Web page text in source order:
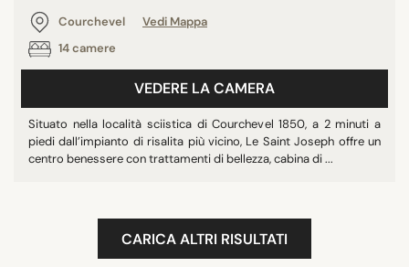
Courchevel
Vedi Mappa
14 camere
VEDERE LA CAMERA
Situato nella località sciistica di Courchevel 1850, a 2 minuti a
piedi dall’impianto di risalita più vicino, Le Saint Joseph offre un
centro benessere con trattamenti di bellezza, cabina di ...
CARICA ALTRI RISULTATI